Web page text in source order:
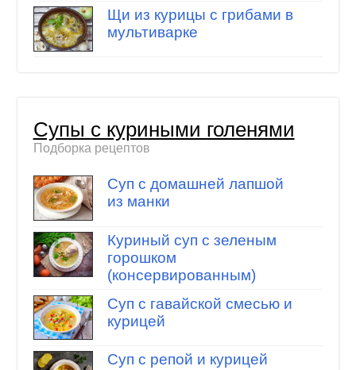
Щи из курицы с грибами в
мультиварке
Супы с куриными голенями
Подборка рецептов
Суп с домашней лапшой
из манки
Куриный суп с зеленым
горошком
(консервированным)
Суп с гавайской смесью и
курицей
Суп с репой и курицей